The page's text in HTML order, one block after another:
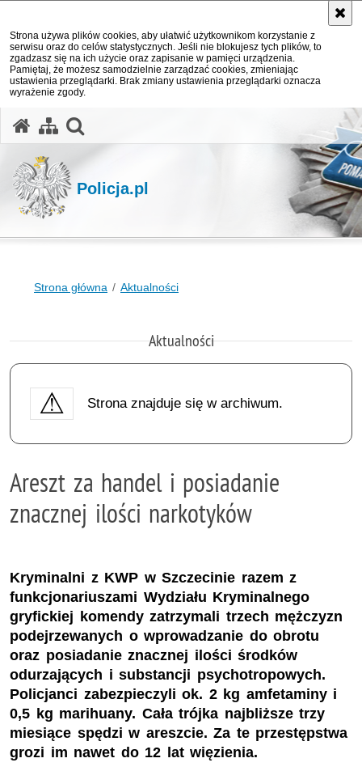
Strona używa plików cookies, aby ułatwić użytkownikom korzystanie z
serwisu oraz do celów statystycznych. Jeśli nie blokujesz tych plików, to
zgadzasz się na ich użycie oraz zapisanie w pamięci urządzenia.
Pamiętaj, że możesz samodzielnie zarządzać cookies, zmieniając
ustawienia przeglądarki. Brak zmiany ustawienia przeglądarki oznacza
wyrażenie zgody.
Policja.pl
Strona główna Aktualności
Aktualności
Strona znajduje się w archiwum.
Areszt za handel i posiadanie
znacznej ilości narkotyków
Kryminalni z KWP w Szczecinie razem z
funkcjonariuszami Wydziału Kryminalnego
gryfickiej komendy zatrzymali trzech mężczyzn
podejrzewanych o wprowadzanie do obrotu
oraz posiadanie znacznej ilości środków
odurzających i substancji psychotropowych.
Policjanci zabezpieczyli ok. 2 kg amfetaminy i
0,5 kg marihuany. Cała trójka najbliższe trzy
miesiące spędzi w areszcie. Za te przestępstwa
grozi im nawet do 12 lat więzienia.